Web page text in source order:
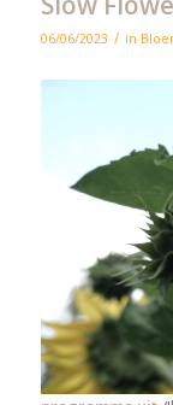
06/06/2023 / in